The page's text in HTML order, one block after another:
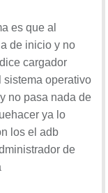
es que al
de inicio y no
cargador
sistema operativo
no pasa nada de
ya lo
los el adb
de